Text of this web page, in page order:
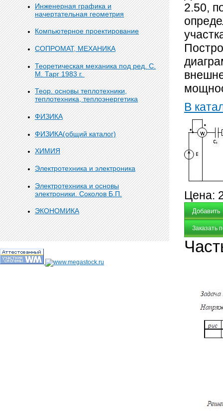
Инженерная графика и
начертательная геометрия
Компьютерное проектирование
СОПРОМАТ, МЕХАНИКА
Теоретическая механика под ред. С.
М. Тарг 1983 г.
Теор. основы теплотехники,
теплотехника, теплоэнергетика
ФИЗИКА
ФИЗИКА(общий каталог)
ХИМИЯ
Электротехника и электроника
Электротехника и основы
электроники. Соколов Б.П.
ЭКОНОМИКА
2.50,
В
Цена:
Заказать